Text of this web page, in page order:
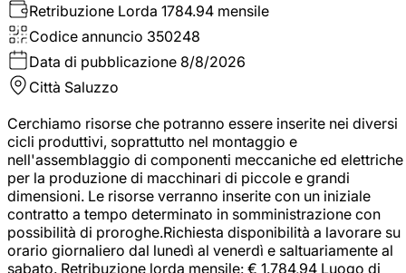
Retribuzione Lorda 1784.94 mensile
Codice annuncio 350248
Data di pubblicazione 8/8/2026
Città Saluzzo
Cerchiamo risorse che potranno essere inserite nei diversi
cicli produttivi, soprattutto nel montaggio e
nell'assemblaggio di componenti meccaniche ed elettriche
per la produzione di macchinari di piccole e grandi
dimensioni. Le risorse verranno inserite con un iniziale
contratto a tempo determinato in somministrazione con
possibilità di proroghe.Richiesta disponibilità a lavorare su
orario giornaliero dal lunedì al venerdì e saltuariamente al
sabato. Retribuzione lorda mensile: € 1.784,94 Luogo di